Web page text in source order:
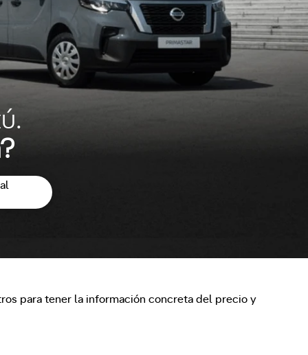
para tener la información concreta del precio y